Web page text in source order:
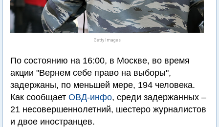
Getty Images
По состоянию на 16:00, в Москве, во время
акции "Вернем себе право на выборы",
задержаны, по меньшей мере, 194 человека.
Как сообщает ОВД-инфо, среди задержанных –
21 несовершеннолетний, шестеро журналистов
и двое иностранцев.